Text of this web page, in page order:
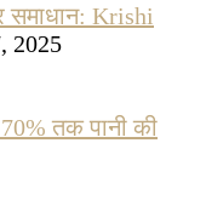
समाधान: Krishi
2025
तक पानी की